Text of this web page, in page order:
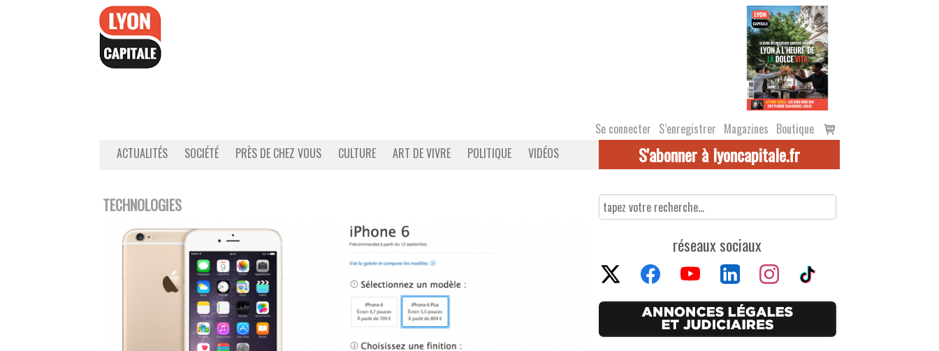
Se connecter S’enregistrer Magazines Boutique
Voir
le
ACTUALITÉS SOCIÉTÉ PRÈS DE CHEZ VOUS CULTURE ART DE VIVRE POLITIQUE VIDÉOS S'abonner à lyoncapitale.fr
TECHNOLOGIES
réseaux sociaux